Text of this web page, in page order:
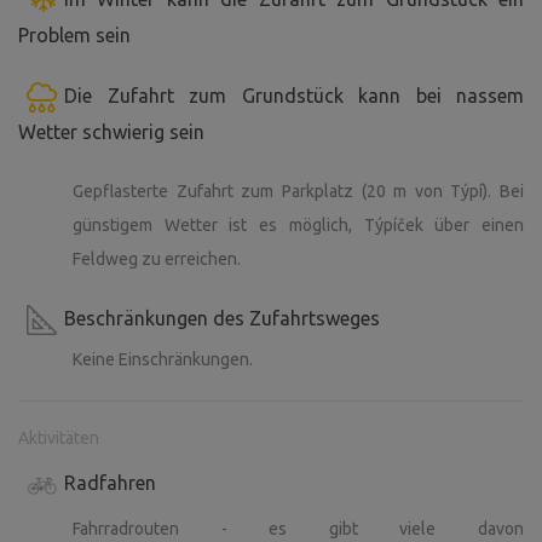
Zelt - Sie können Ihr eigenes Zelt aufbauen - 300
Parken - ein Auto ist kostenlos im Mietpreis enthalten. Für
CZK/Tag erhoben.
Was Sie mitnehmen sollten:
unseren eigenen Vorrat mit, bitte bringen Sie Ihr eigenes
mit.
Warme Kleidung und Schuhe - am Abend wird es schnell
Persönliche Dinge - Toilettenartikel, Handtuch,
Ein Schlafsack oder eine Decke, eine Matratze - die
Ausrüstung ist einfach, eigene Schlafausrüstung ist eine
Problem sein
Die Zufahrt zum Grundstück kann bei nassem
Wetter schwierig sein
Gepflasterte Zufahrt zum Parkplatz (20 m von Týpí). Bei
günstigem Wetter ist es möglich, Týpíček über einen
Feldweg zu erreichen.
Beschränkungen des Zufahrtsweges
Keine Einschränkungen.
Aktivitäten
Radfahren
Fahrradrouten - es gibt viele davon